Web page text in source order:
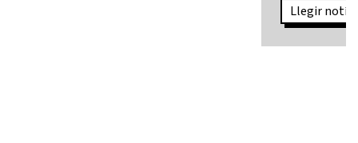
Llegir